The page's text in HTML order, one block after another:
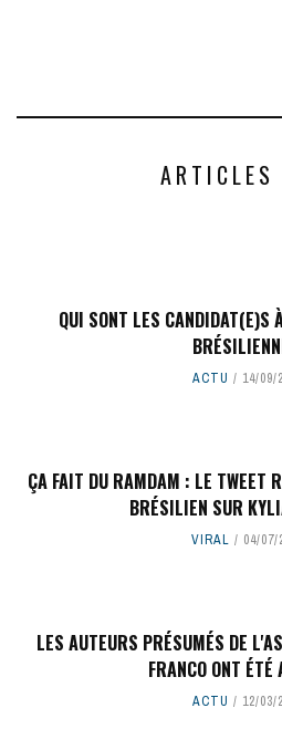
ARTICLES
QUI SONT LES CANDIDAT(E)S
ACTU 14/09/
ÇA FAIT DU RAMDAM : LE TWEET
BRÉSILIEN SUR
VIRAL 04/07/
LES AUTEURS PRÉSUMÉS DE
FRANCO ONT ÉTÉ
ACTU 12/03/